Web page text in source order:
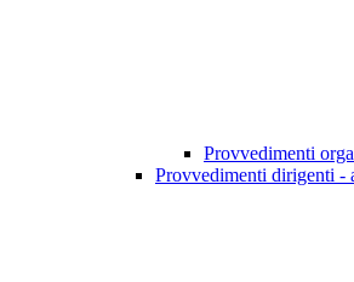
Provvedimenti
Provvedimenti dirigenti -